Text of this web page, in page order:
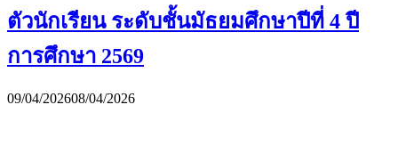
ตัวนักเรียน ระดับชั้นมัธยมศึกษาปีที่ 4 ปี
การศึกษา 2569
09/04/202608/04/2026